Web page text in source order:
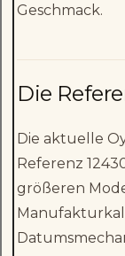
Geschmack.
Die
Die aktuelle
Referenz
größeren